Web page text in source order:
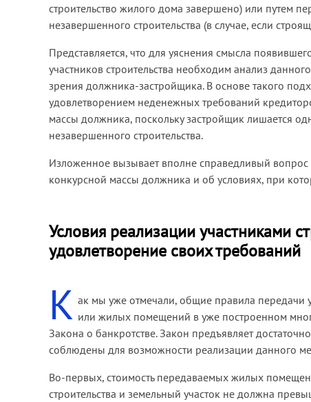
строительство жилого дома завершено) или путем
незавершенного строительства (в случае, если
Представляется, что для уяснения смысла
участников строительства необходим анализ
зрения должника-застройщика. В основе такого
удовлетворением неденежных требований
массы должника, поскольку застройщик лишается
незавершенного строительства.
Изложенное вызывает вполне справедливый
конкурсной массы должника и об условиях, при
Условия реализации участниками
удовлетворение своих требований
К ак мы уже отмечали, общие правила передачи
или жилых помещений в уже построенном
Закона о банкротстве. Закон предъявляет
соблюдены для возможности реализации данного
Во-первых, стоимость передаваемых жилых
строительства и земельный участок не должна